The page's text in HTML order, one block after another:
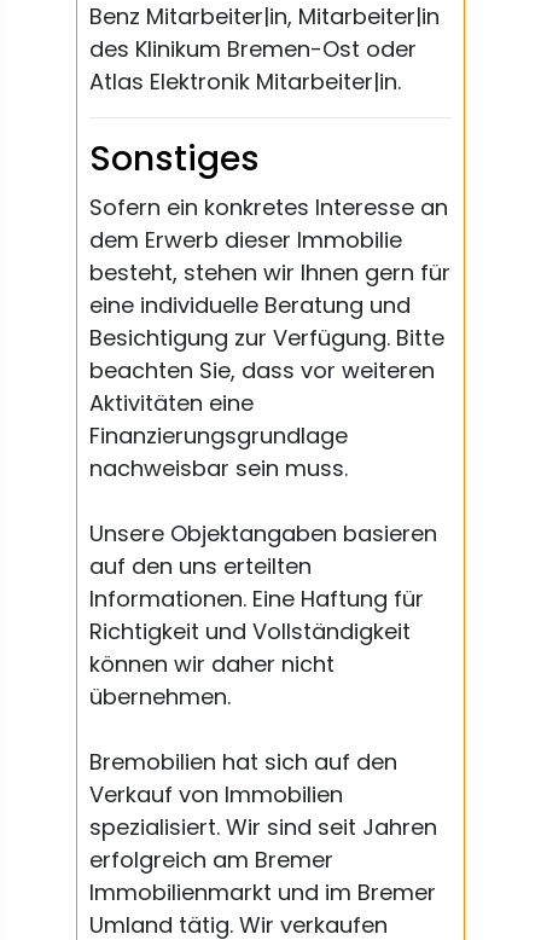
Benz Mitarbeiter|in, Mitarbeiter|in
des Klinikum Bremen-Ost oder
Atlas Elektronik Mitarbeiter|in.
Sonstiges
Sofern ein konkretes Interesse an
dem Erwerb dieser Immobilie
besteht, stehen wir Ihnen gern für
eine individuelle Beratung und
Besichtigung zur Verfügung. Bitte
beachten Sie, dass vor weiteren
Aktivitäten eine
Finanzierungsgrundlage
nachweisbar sein muss.
Unsere Objektangaben basieren
auf den uns erteilten
Informationen. Eine Haftung für
Richtigkeit und Vollständigkeit
können wir daher nicht
übernehmen.
Bremobilien hat sich auf den
Verkauf von Immobilien
spezialisiert. Wir sind seit Jahren
erfolgreich am Bremer
Immobilienmarkt und im Bremer
Umland tätig. Wir verkaufen